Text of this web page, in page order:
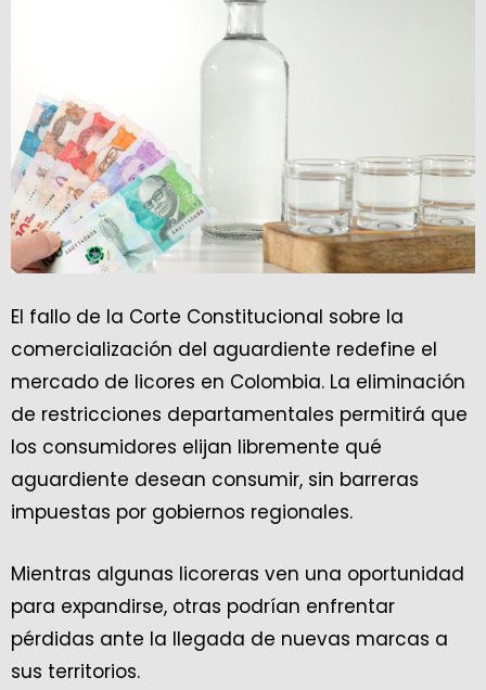
El fallo de la Corte Constitucional sobre la
comercialización del aguardiente redefine el
mercado de licores en Colombia. La eliminación
de restricciones departamentales permitirá que
los consumidores elijan libremente qué
aguardiente desean consumir, sin barreras
impuestas por gobiernos regionales.
Mientras algunas licoreras ven una oportunidad
para expandirse, otras podrían enfrentar
pérdidas ante la llegada de nuevas marcas a
sus territorios.